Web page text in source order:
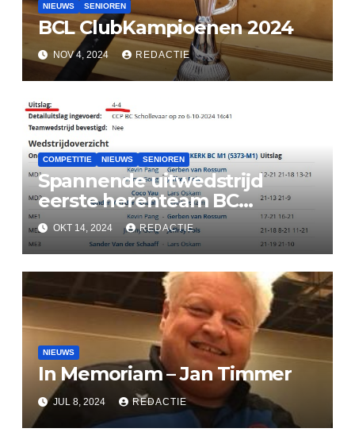
NIEUWS SENIOREN
BCL ClubKampioenen 2024
NOV 4, 2024 REDACTIE
COMPETITIE NIEUWS SENIOREN
Spannende uitwedstrijd
eerste herenteam BC
Lekkerkerk
OKT 14, 2024 REDACTIE
NIEUWS
In Memoriam – Jan Timmer
JUL 8, 2024 REDACTIE